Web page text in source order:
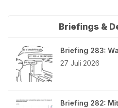
Briefings &
Briefing 283:
27 Juli 2026
Briefing 282: